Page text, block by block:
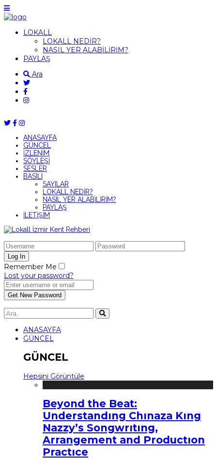
LOKALL
LOKALL NEDİR?
NASIL YER ALABİLİRİM?
PAYLAŞ
Ara
ANASAYFA
GÜNCEL
İZLENİM
SÖYLEŞİ
SESLER
BASILI
SAYILAR
LOKALL NEDİR?
NASIL YER ALABİLİRİM?
PAYLAŞ
İLETİŞİM
Remember Me
Lost your password?
ANASAYFA
GÜNCEL
GÜNCEL
Hepsini Görüntüle
Beyond the Beat:
Understandıng Chınaza Kıng
Nazzy’s Songwrıtıng,
Arrangement and Productıon
Practıce